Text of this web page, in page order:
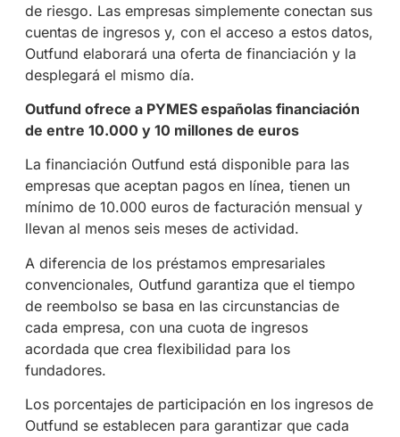
de riesgo. Las empresas simplemente conectan sus
cuentas de ingresos y, con el acceso a estos datos,
Outfund elaborará una oferta de financiación y la
desplegará el mismo día.
Outfund ofrece a PYMES españolas financiación
de entre 10.000 y 10 millones de euros
La financiación Outfund está disponible para las
empresas que aceptan pagos en línea, tienen un
mínimo de 10.000 euros de facturación mensual y
llevan al menos seis meses de actividad.
A diferencia de los préstamos empresariales
convencionales, Outfund garantiza que el tiempo
de reembolso se basa en las circunstancias de
cada empresa, con una cuota de ingresos
acordada que crea flexibilidad para los
fundadores.
Los porcentajes de participación en los ingresos de
Outfund se establecen para garantizar que cada